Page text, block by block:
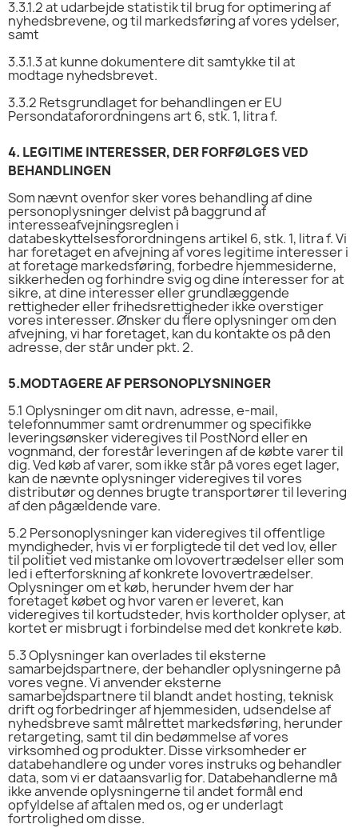
3.3.1.2at udarbejde statistik til brug for optimering af
nyhedsbrevene, og til markedsføring af vores ydelser,
samt
3.3.1.3at kunne dokumentere dit samtykke til at
modtage nyhedsbrevet.
3.3.2 Retsgrundlaget for behandlingen er EU
Persondataforordningens art 6, stk. 1, litra f.
4. LEGITIME INTERESSER, DER FORFØLGES VED
BEHANDLINGEN
Som nævnt ovenfor sker vores behandling af dine
personoplysninger delvist på baggrund af
interesseafvejningsreglen i
databeskyttelsesforordningens artikel 6, stk. 1, litra f. Vi
har foretaget en afvejning af vores legitime interesser i
at foretage markedsføring, forbedre hjemmesiderne,
sikkerheden og forhindre svig og dine interesser for at
sikre, at dine interesser eller grundlæggende
rettigheder eller frihedsrettigheder ikke overstiger
vores interesser. Ønsker du flere oplysninger om den
afvejning, vi har foretaget, kan du kontakte os på den
adresse, der står under pkt. 2.
5.MODTAGERE AF PERSONOPLYSNINGER
5.1 Oplysninger om dit navn, adresse, e-mail,
telefonnummer samt ordrenummer og specifikke
leveringsønsker videregives til PostNord eller en
vognmand, der forestår leveringen af de købte varer til
dig. Ved køb af varer, som ikke står på vores eget lager,
kan de nævnte oplysninger videregives til vores
distributør og dennes brugte transportører til levering
af den pågældende vare.
5.2 Personoplysninger kan videregives til offentlige
myndigheder, hvis vi er forpligtede til det ved lov, eller
til politiet ved mistanke om lovovertrædelser eller som
led i efterforskning af konkrete lovovertrædelser.
Oplysninger om et køb, herunder hvem der har
foretaget købet og hvor varen er leveret, kan
videregives til kortudsteder, hvis kortholder oplyser, at
kortet er misbrugt i forbindelse med det konkrete køb.
5.3Oplysninger kan overlades til eksterne
samarbejdspartnere, der behandler oplysningerne på
vores vegne. Vi anvender eksterne
samarbejdspartnere til blandt andet hosting, teknisk
drift og forbedringer af hjemmesiden, udsendelse af
nyhedsbreve samt målrettet markedsføring, herunder
retargeting, samt til din bedømmelse af vores
virksomhed og produkter. Disse virksomheder er
databehandlere og under vores instruks og behandler
data, som vi er dataansvarlig for. Databehandlerne må
ikke anvende oplysningerne til andet formål end
opfyldelse af aftalen med os, og er underlagt
fortrolighed om disse.